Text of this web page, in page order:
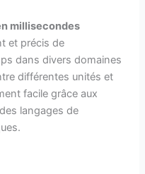
millisecondes
et précis de
dans divers domaines
différentes unités et
facile grâce aux
langages de